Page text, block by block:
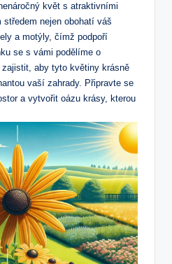
květ s atraktivními
nejen obohatí váš
a motýly, čímž podpoří
se s vámi podělíme o
aby tyto květiny krásně
vaší zahrady. Připravte se
a vytvořit oázu krásy, kterou